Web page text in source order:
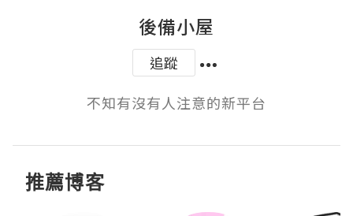
後備小屋
追蹤
不知有沒有人注意的新平台
推薦博客